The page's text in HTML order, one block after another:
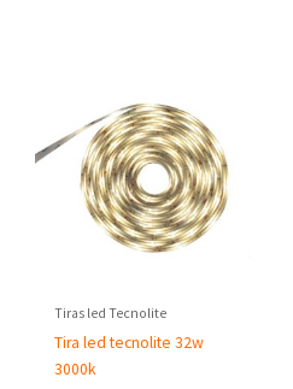
Tiras led Tecnolite
Tira led tecnolite 32w
3000k